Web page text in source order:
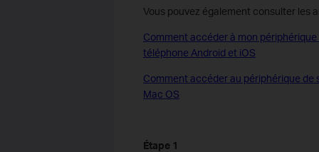
Vous pouvez également consulter les
Comment accéder à mon
téléphone Android et iOS
Comment accéder au périphérique de
Mac OS
Étape 1